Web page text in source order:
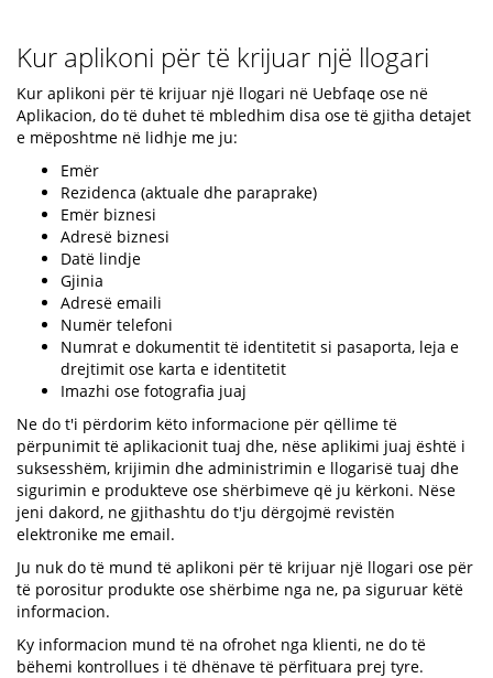
Kur aplikoni për të krijuar një llogari
Kur aplikoni për të krijuar një llogari në Uebfaqe ose në
Aplikacion, do të duhet të mbledhim disa ose të gjitha detajet
e mëposhtme në lidhje me ju:
Emër
Rezidenca (aktuale dhe paraprake)
Emër biznesi
Adresë biznesi
Datë lindje
Gjinia
Adresë emaili
Numër telefoni
Numrat e dokumentit të identitetit si pasaporta, leja e
drejtimit ose karta e identitetit
Imazhi ose fotografia juaj
Ne do t'i përdorim këto informacione për qëllime të
përpunimit të aplikacionit tuaj dhe, nëse aplikimi juaj është i
suksesshëm, krijimin dhe administrimin e llogarisë tuaj dhe
sigurimin e produkteve ose shërbimeve që ju kërkoni. Nëse
jeni dakord, ne gjithashtu do t'ju dërgojmë revistën
elektronike me email.
Ju nuk do të mund të aplikoni për të krijuar një llogari ose për
të porositur produkte ose shërbime nga ne, pa siguruar këtë
informacion.
Ky informacion mund të na ofrohet nga klienti, ne do të
bëhemi kontrollues i të dhënave të përfituara prej tyre.